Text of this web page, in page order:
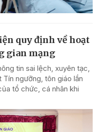
quy định về hoạt
gian mạng
tin sai lệch, xuyên tạc,
ngưỡng, tôn giáo lần
tổ chức, cá nhân khi